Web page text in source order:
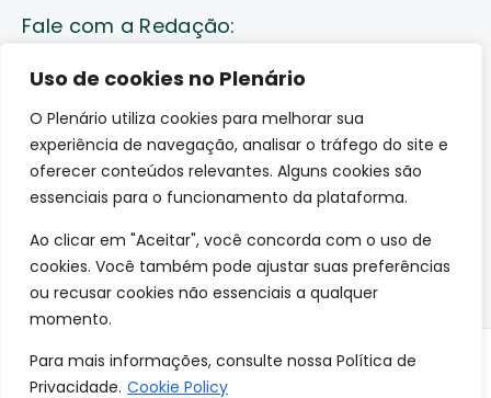
Uso de cookies no Plenário
O Plenário utiliza cookies para melhorar sua
experiência de navegação, analisar o tráfego do site e
oferecer conteúdos relevantes. Alguns cookies são
essenciais para o funcionamento da plataforma.
Ao clicar em "Aceitar", você concorda com o uso de
cookies. Você também pode ajustar suas preferências
ou recusar cookies não essenciais a qualquer
momento.
Para mais informações, consulte nossa Política de
Privacidade. Cookie Policy
Fale com a Redação:
Enviar pauta
Fale conosco
Av. Lauro Sodré, 1259. Olaria – Porto Velho (RO)
CEP: 76801-289
© 2026 O Plenário. Todos os direitos reservados.
Site desenvolvido por: